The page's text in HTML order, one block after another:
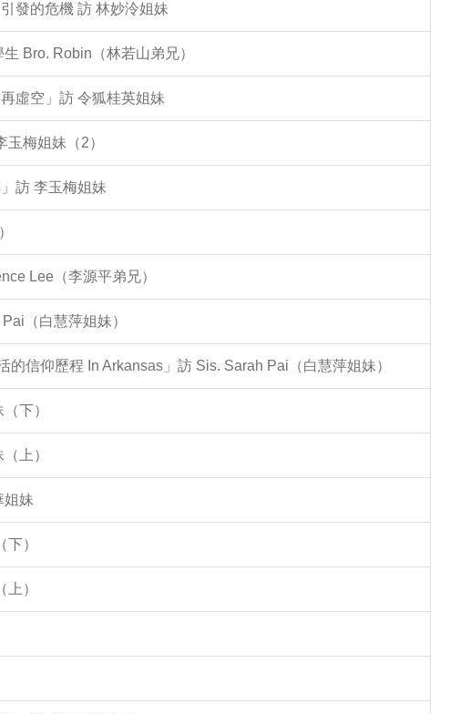
發的危機 訪 林妙泠姐妹
Bro. Robin（林若山弟兄）
虛空」訪 令狐桂英姐妹
梅姐妹（2）
訪 李玉梅姐妹
Lee（李源平弟兄）
（白慧萍姐妹）
信仰歷程 In Arkansas」訪 Sis. Sarah Pai（白慧萍姐妹）
下）
上）
姐妹
）
）